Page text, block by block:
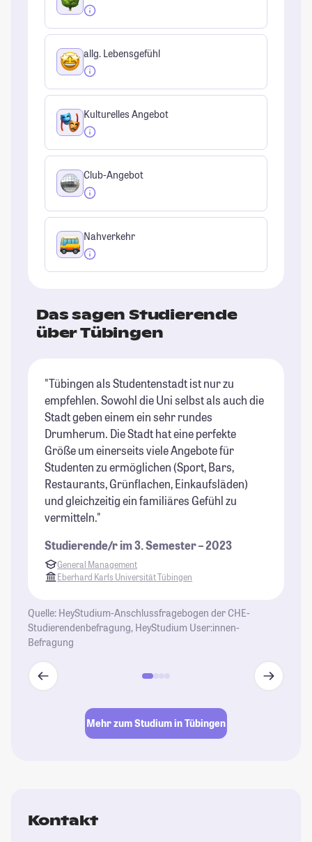
allg. Lebensgefühl
Kulturelles Angebot
Club-Angebot
Nahverkehr
Das sagen Studierende
über Tübingen
"Tübingen als Studentenstadt ist nur zu
empfehlen. Sowohl die Uni selbst als auch die
Stadt geben einem ein sehr rundes
Drumherum. Die Stadt hat eine perfekte
Größe um einerseits viele Angebote für
Studenten zu ermöglichen (Sport, Bars,
Restaurants, Grünflachen, Einkaufsläden)
und gleichzeitig ein familiäres Gefühl zu
vermitteln."
Studierende/r im 3. Semester – 2023
General Management
Eberhard Karls Universität Tübingen
Quelle: HeyStudium-Anschlussfragebogen der CHE-
Studierendenbefragung, HeyStudium User:innen-
Befragung
Mehr zum Studium in Tübingen
Kontakt